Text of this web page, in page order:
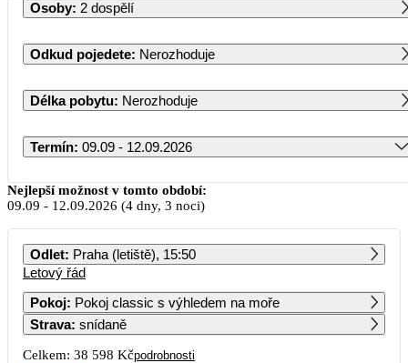
Osoby: 2 dospělí
Odkud pojedete: Nerozhoduje
Délka pobytu: Nerozhoduje
Termín: 09.09 - 12.09.2026
Září 2026
PO ÚT ST ČT PÁ SO NE
22 369 20 799 28 609 28 609 28 609 26 569
7 8
Nejlepší možnost v tomto období:
09.09 - 12.09.2026 (4 dny, 3 noci)
Odlet: Praha (letiště), 15:50
Letový řád
Pokoj:
Pokoj classic s výhledem na moře
Strava: snídaně
Celkem: 38 598 Kčpodrobnosti